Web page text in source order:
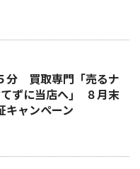
分 買取専門「売るナ
ずに当店へ｣ ８月末
キャンペーン